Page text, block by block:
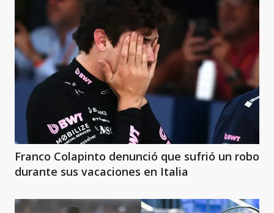
Franco Colapinto denunció que sufrió un robo
durante sus vacaciones en Italia